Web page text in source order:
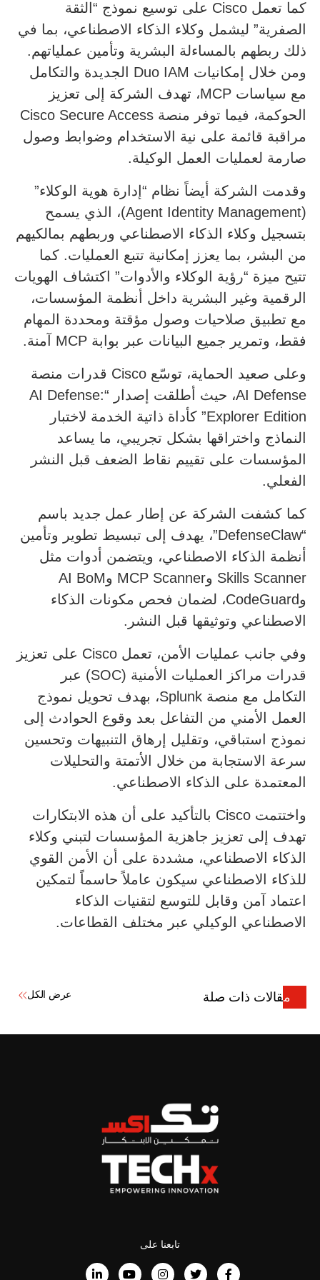
كما تعمل Cisco على توسيع نموذج “الثقة
الصفرية” ليشمل وكلاء الذكاء الاصطناعي، بما في
ذلك ربطهم بالمساءلة البشرية وتأمين عملياتهم.
ومن خلال إمكانيات Duo IAM الجديدة والتكامل
مع سياسات MCP، تهدف الشركة إلى تعزيز
الحوكمة، فيما توفر منصة Cisco Secure Access
مراقبة قائمة على نية الاستخدام وضوابط وصول
صارمة لعمليات العمل الوكيلة.
وقدمت الشركة أيضاً نظام “إدارة هوية الوكلاء”
(Agent Identity Management)، الذي يسمح
بتسجيل وكلاء الذكاء الاصطناعي وربطهم بمالكيهم
من البشر، بما يعزز إمكانية تتبع العمليات. كما
تتيح ميزة “رؤية الوكلاء والأدوات” اكتشاف الهويات
الرقمية وغير البشرية داخل أنظمة المؤسسات،
مع تطبيق صلاحيات وصول مؤقتة ومحددة المهام
فقط، وتمرير جميع البيانات عبر بوابة MCP آمنة.
وعلى صعيد الحماية، توسّع Cisco قدرات منصة
AI Defense، حيث أطلقت إصدار “AI Defense:
Explorer Edition” كأداة ذاتية الخدمة لاختبار
النماذج واختراقها بشكل تجريبي، ما يساعد
المؤسسات على تقييم نقاط الضعف قبل النشر
الفعلي.
كما كشفت الشركة عن إطار عمل جديد باسم
“DefenseClaw”، يهدف إلى تبسيط تطوير وتأمين
أنظمة الذكاء الاصطناعي، ويتضمن أدوات مثل
Skills Scanner وMCP Scanner وAI BoM
وCodeGuard، لضمان فحص مكونات الذكاء
الاصطناعي وتوثيقها قبل النشر.
وفي جانب عمليات الأمن، تعمل Cisco على تعزيز
قدرات مراكز العمليات الأمنية (SOC) عبر
التكامل مع منصة Splunk، بهدف تحويل نموذج
العمل الأمني من التفاعل بعد وقوع الحوادث إلى
نموذج استباقي، وتقليل إرهاق التنبيهات وتحسين
سرعة الاستجابة من خلال الأتمتة والتحليلات
المعتمدة على الذكاء الاصطناعي.
واختتمت Cisco بالتأكيد على أن هذه الابتكارات
تهدف إلى تعزيز جاهزية المؤسسات لتبني وكلاء
الذكاء الاصطناعي، مشددة على أن الأمن القوي
للذكاء الاصطناعي سيكون عاملاً حاسماً لتمكين
اعتماد آمن وقابل للتوسع لتقنيات الذكاء
الاصطناعي الوكيلي عبر مختلف القطاعات.
مقالات ذات صلة عرض الكل
تابعنا على